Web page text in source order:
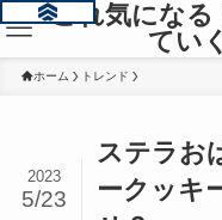
これ気になる
てい
ホーム トレンド
ステラお
ークッキ
2023
5/23